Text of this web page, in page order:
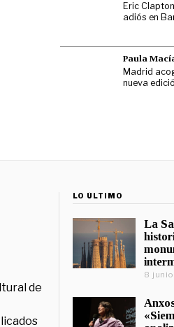
Eric
adiós en
Paula
Madrid
nueva
de
LO ÚLTIMO
La
8